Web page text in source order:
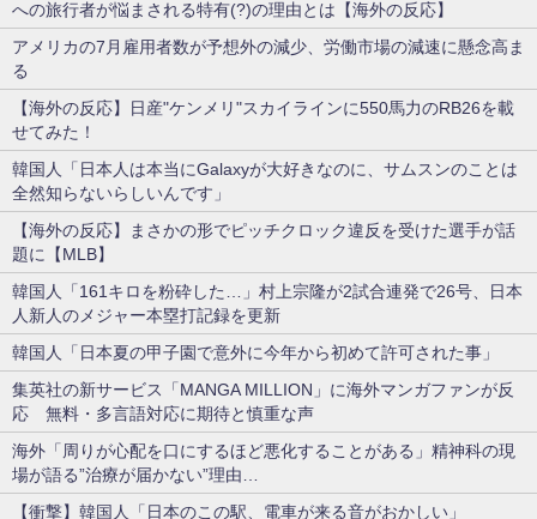
への旅行者が悩まされる特有(?)の理由とは【海外の反応】
アメリカの7月雇用者数が予想外の減少、労働市場の減速に懸念高ま
る
【海外の反応】日産"ケンメリ"スカイラインに550馬力のRB26を載
せてみた！
韓国人「日本人は本当にGalaxyが大好きなのに、サムスンのことは
全然知らないらしいんです」
【海外の反応】まさかの形でピッチクロック違反を受けた選手が話
題に【MLB】
韓国人「161キロを粉砕した…」村上宗隆が2試合連発で26号、日本
人新人のメジャー本塁打記録を更新
韓国人「日本夏の甲子園で意外に今年から初めて許可された事」
集英社の新サービス「MANGA MILLION」に海外マンガファンが反
応 無料・多言語対応に期待と慎重な声
海外「周りが心配を口にするほど悪化することがある」精神科の現
場が語る”治療が届かない”理由…
【衝撃】韓国人「日本のこの駅、電車が来る音がおかしい」